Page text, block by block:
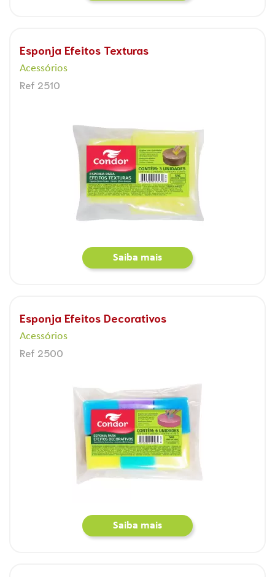
Esponja Efeitos Texturas
Acessórios
Ref 2510
Saiba mais
Esponja Efeitos Decorativos
Acessórios
Ref 2500
Saiba mais